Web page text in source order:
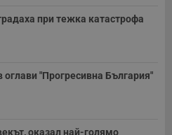
при тежка катастрофа
"Прогресивна България"
оказал най-голямо